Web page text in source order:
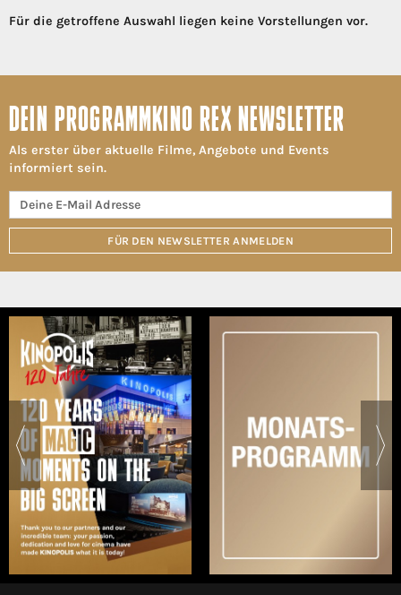
Für die getroffene Auswahl liegen keine Vorstellungen vor.
DEIN PROGRAMMKINO REX NEWSLETTER
Als erster über aktuelle Filme, Angebote und Events
informiert sein.
FÜR DEN NEWSLETTER ANMELDEN